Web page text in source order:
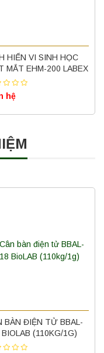
HIỂN VI SINH HỌC
MẮT EHM-200 LABEX
hệ
BÀN ĐIỆN TỬ BBAL-
(110KG/1G)